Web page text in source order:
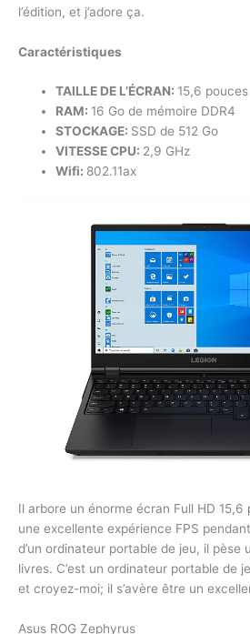
l’édition, et j’adore ça.
Caractéristiques
TAILLE DE L’ÉCRAN: 15,6 pouces
RAM: 16 Go de mémoire DDR4
STOCKAGE: SSD de 512 Go
VITESSE CPU: 2,9 GHz
Wifi: 802.11ax
Il arbore un énorme écran Full HD
une excellente expérience FPS
d’un ordinateur portable de jeu, il pèse
livres. C’est un ordinateur portable de
et croyez-moi; il s’avère être un
Asus ROG Zephyrus